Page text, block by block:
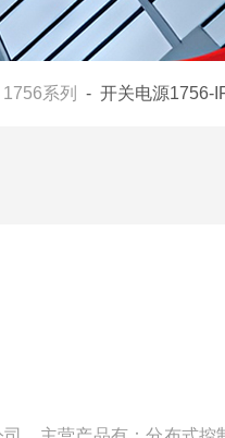
1756系列 - 开关电源1756-